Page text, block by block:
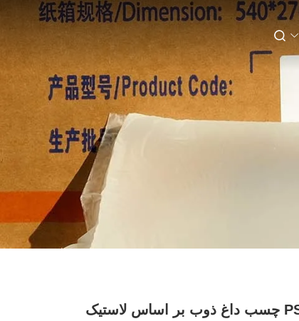
چسب PSA چسب داغ ذوب بر اساس لاستیک